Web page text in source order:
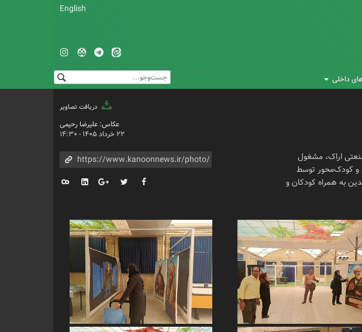
English
داخلی
دریافت تصاویر
اراک، مشغول
و کودک‌محور توسط
صنعتی اراک پذیرای والدین به همراه کودکان و
عکاس: علیرضا رحیمی
۲۲ خرداد ۱۴۰۵ - ۱۴:۳۰